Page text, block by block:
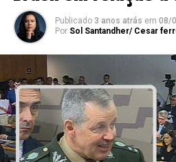
Publicado 3 anos atrás em 08/
Por Sol Santandher/ Cesar